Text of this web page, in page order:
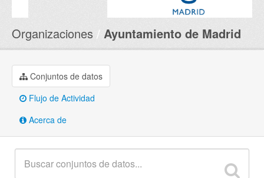
Organizaciones Ayuntamiento de Madrid
Conjuntos de datos
Flujo de Actividad
Acerca de